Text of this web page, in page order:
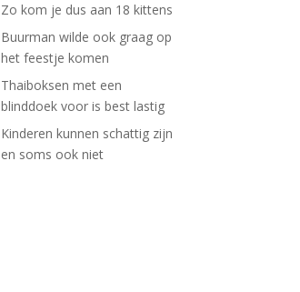
Zo kom je dus aan 18 kittens
Buurman wilde ook graag op
het feestje komen
Thaiboksen met een
blinddoek voor is best lastig
Kinderen kunnen schattig zijn
en soms ook niet